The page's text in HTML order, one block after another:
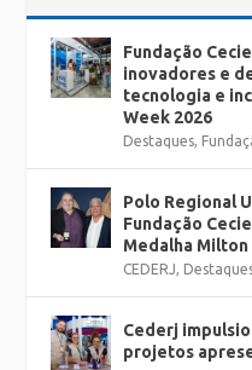
Fundação
inovadores e
tecnologia e
Week 2026
Destaques,
Polo Regional
Fundação
Medalha Milton
CEDERJ,
Cederj
projetos